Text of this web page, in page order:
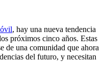
, hay una nueva tendencia
próximos cinco años. Estas
de una comunidad que ahora
del futuro, y necesitan